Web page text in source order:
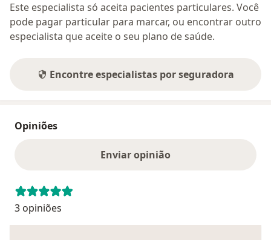
Este especialista só aceita pacientes particulares. Você
pode pagar particular para marcar, ou encontrar outro
especialista que aceite o seu plano de saúde.
Encontre especialistas por seguradora
Opiniões
Enviar opinião
3 opiniões